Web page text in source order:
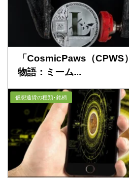
「CosmicPaws（CPWS
物語：ミーム...
仮想通貨の種類･銘柄